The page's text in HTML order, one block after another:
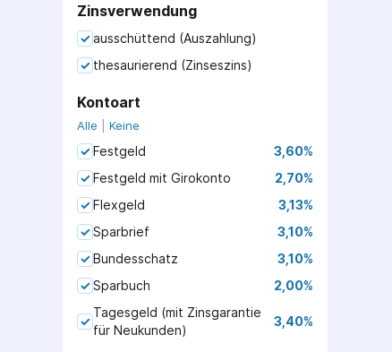
Zinsverwendung
ausschüttend (Auszahlung)
thesaurierend (Zinseszins)
Kontoart
Alle Keine
Festgeld 3,60%
Festgeld mit Girokonto
2,70%
Flexgeld
3,13%
Sparbrief
3,10%
Bundesschatz
3,10%
Sparbuch
2,00%
Tagesgeld (mit Zinsgarantie
für Neukunden)
3,40%